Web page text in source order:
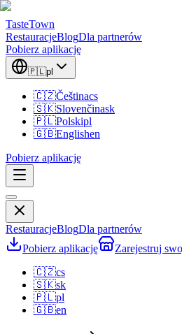
TasteTown
RestauracjeBlogDla partnerów
Pobierz aplikację
🇵🇱pl
🇨🇿Češtinacs
🇸🇰Slovenčinask
🇵🇱Polskipl
🇬🇧Englishen
Pobierz aplikację
RestauracjeBlogDla partnerów
Pobierz aplikację
Zarejestruj
🇨🇿cs
🇸🇰sk
🇵🇱pl
🇬🇧en